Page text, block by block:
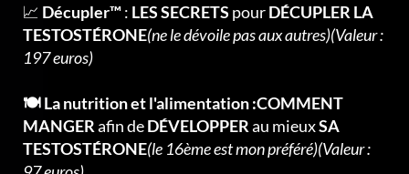
📈 Décupler™: LES SECRETS pourDÉCUPLER LA
TESTOSTÉRONE(ne le dévoile pas aux autres)(Valeur :
197 euros)
🍽️ La nutrition et l'alimentation :COMMENT
MANGERafin deDÉVELOPPERau mieuxSA
TESTOSTÉRONE(le 16ème est mon préféré)(Valeur :